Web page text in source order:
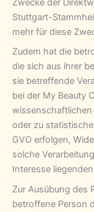
Zwecke der
Stuttgart-
mehr für diese
Zudem hat die
die sich aus ihrer
sie betreffende
bei der My Beauty
oder zu
GVO erfolgen,
solche
Interesse
Zur Ausübung des
betroffene Person